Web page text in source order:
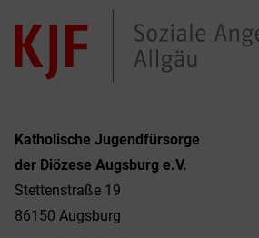
Katholische Jugendfürsorge
der Diözese Augsburg e.V.
Stettenstraße 19
86150 Augsburg